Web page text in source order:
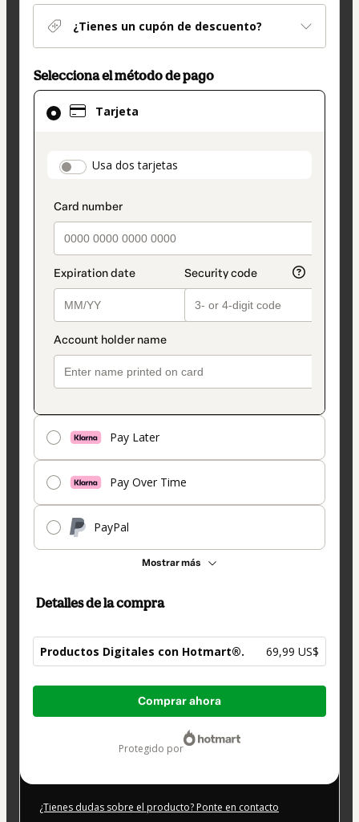
¿Tienes un cupón de descuento?
Selecciona el método de pago
Tarjeta
payment_data.section_title_v2
Usa dos tarjetas
Pay Later
Pay Over Time
PayPal
Mostrar más
El
método
seleccionado
Tarjeta
Detalles de la compra
Productos Digitales con Hotmart®. 69,99 US$
Total
Comprar ahora
protegido por
¿Tienes dudas sobre el producto? Ponte en contacto